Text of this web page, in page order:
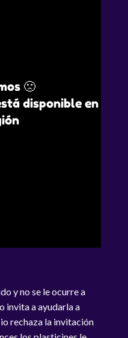
🙁
disponible en
y no se le ocurre a
invita a ayudarla a
rechaza la invitación